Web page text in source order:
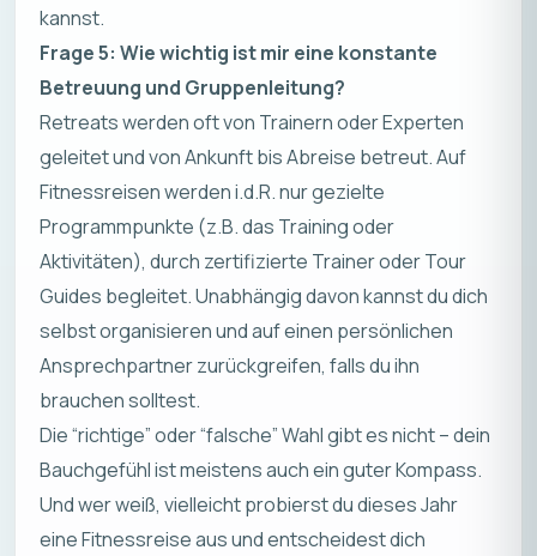
kannst.
Frage 5: Wie wichtig ist mir eine konstante
Betreuung und Gruppenleitung?
Retreats werden oft von Trainern oder Experten
geleitet und von Ankunft bis Abreise betreut. Auf
Fitnessreisen werden i.d.R. nur gezielte
Programmpunkte (z.B. das Training oder
Aktivitäten), durch zertifizierte Trainer oder Tour
Guides begleitet. Unabhängig davon kannst du dich
selbst organisieren und auf einen persönlichen
Ansprechpartner zurückgreifen, falls du ihn
brauchen solltest.
Die “richtige” oder “falsche” Wahl gibt es nicht – dein
Bauchgefühl ist meistens auch ein guter Kompass.
Und wer weiß, vielleicht probierst du dieses Jahr
eine Fitnessreise aus und entscheidest dich